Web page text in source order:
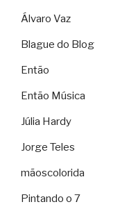
Álvaro Vaz
Blague do Blog
Então
Então Música
Júlia Hardy
Jorge Teles
mãoscolorida
Pintando o 7